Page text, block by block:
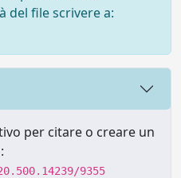
del file scrivere a:
per citare o creare un
9355